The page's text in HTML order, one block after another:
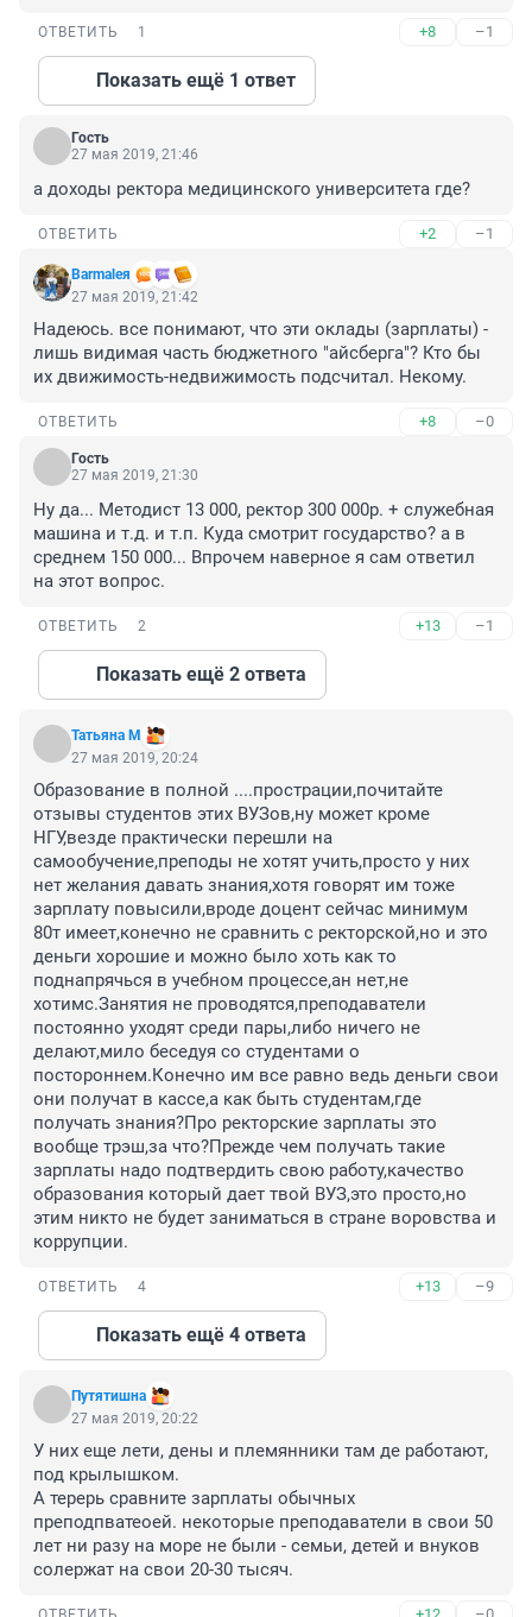
ОТВЕТИТЬ 1 +8 –1
Показать ещё 1 ответ
Гость
27 мая 2019, 21:46
а доходы ректора медицинского университета где?
ОТВЕТИТЬ +2 –1
Barmaleя
27 мая 2019, 21:42
Надеюсь. все понимают, что эти оклады (зарплаты) -
лишь видимая часть бюджетного "айсберга"? Кто бы
их движимость-недвижимость подсчитал. Некому.
ОТВЕТИТЬ +8 –0
Гость
27 мая 2019, 21:30
Ну да... Методист 13 000, ректор 300 000р. + служебная
машина и т.д. и т.п. Куда смотрит государство? а в
среднем 150 000... Впрочем наверное я сам ответил
на этот вопрос.
ОТВЕТИТЬ 2 +13 –1
Показать ещё 2 ответа
Татьяна М
27 мая 2019, 20:24
Образование в полной ....прострации,почитайте
отзывы студентов этих ВУЗов,ну может кроме
НГУ,везде практически перешли на
самообучение,преподы не хотят учить,просто у них
нет желания давать знания,хотя говорят им тоже
зарплату повысили,вроде доцент сейчас минимум
80т имеет,конечно не сравнить с ректорской,но и это
деньги хорошие и можно было хоть как то
поднапрячься в учебном процессе,ан нет,не
хотимс.Занятия не проводятся,преподаватели
постоянно уходят среди пары,либо ничего не
делают,мило беседуя со студентами о
постороннем.Конечно им все равно ведь деньги свои
они получат в кассе,а как быть студентам,где
получать знания?Про ректорские зарплаты это
вообще трэш,за что?Прежде чем получать такие
зарплаты надо подтвердить свою работу,качество
образования который дает твой ВУЗ,это просто,но
этим никто не будет заниматься в стране воровства и
коррупции.
ОТВЕТИТЬ 4 +13 –9
Показать ещё 4 ответа
Путятишна
27 мая 2019, 20:22
У них еще лети, дены и племянники там де работают,
под крылышком.
А терерь сравните зарплаты обычных
преподпватеоей. некоторые преподаватели в свои 50
лет ни разу на море не были - семьи, детей и внуков
солержат на свои 20-30 тысяч.